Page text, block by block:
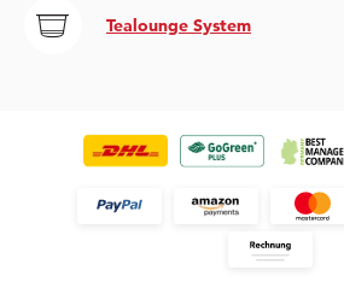
Tealounge System